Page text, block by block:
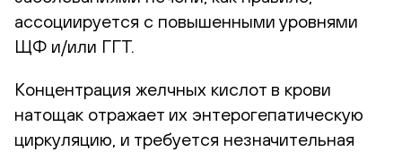
ассоциируется с повышенными уровнями
ЩФ и/или ГГТ.
Концентрация желчных кислот в крови
натощак отражает их энтерогепатическую
циркуляцию, и требуется незначительная